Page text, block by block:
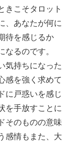
きこそタロット
、あなたが何に
待を感じるか
なるのです。
気持ちになった
感を強く求めて
に戸惑いを感じ
を手放すことに
そのものの意味
感情もまた、大